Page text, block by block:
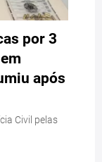
por 3
após
Civil pelas